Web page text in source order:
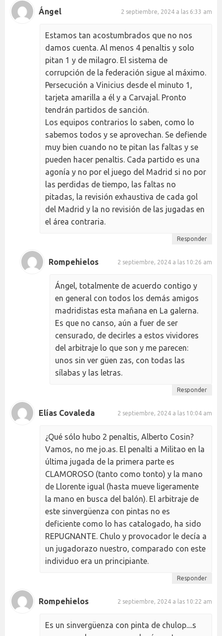
Ángel 2 septiembre, 2024 a las 6:33 am
Estamos tan acostumbrados que no nos
damos cuenta. Al menos 4 penaltis y solo
pitan 1 y de milagro. El sistema de
corrupción de la federación sigue al máximo.
Persecución a Vinicius desde el minuto 1,
tarjeta amarilla a él y a Carvajal. Pronto
tendrán partidos de sanción.
Los equipos contrarios lo saben, como lo
sabemos todos y se aprovechan. Se defiende
muy bien cuando no te pitan las faltas y se
pueden hacer penaltis. Cada partido es una
agonía y no por el juego del Madrid si no por
las perdidas de tiempo, las faltas no
pitadas, la revisión exhaustiva de cada gol
del Madrid y la no revisión de las jugadas en
el área contraria.
Responder
Rompehielos 2 septiembre, 2024 a las 10:26 am
Ángel, totalmente de acuerdo contigo y
en general con todos los demás amigos
madridistas esta mañana en La galerna.
Es que no canso, aún a fuer de ser
censurado, de decirles a estos vividores
del arbitraje lo que son y me parecen:
unos sin ver güen zas, con todas las
sílabas y las letras.
Responder
Elías Covaleda 2 septiembre, 2024 a las 10:04 am
¿Qué sólo hubo 2 penaltis, Alberto Cosin?
Vamos, no me jo.as. El penalti a Militao en la
última jugada de la primera parte es
CLAMOROSO (tanto como tonto) y la mano
de Llorente igual (hasta mueve ligeramente
la mano en busca del balón). El arbitraje de
este sinvergüenza con pintas no es
deficiente como lo has catalogado, ha sido
REPUGNANTE. Chulo y provocador le decía a
un jugadorazo nuestro, comparado con este
individuo era un principiante.
Responder
Rompehielos 2 septiembre, 2024 a las 10:22 am
Es un sinvergüenza con pinta de chulop....s